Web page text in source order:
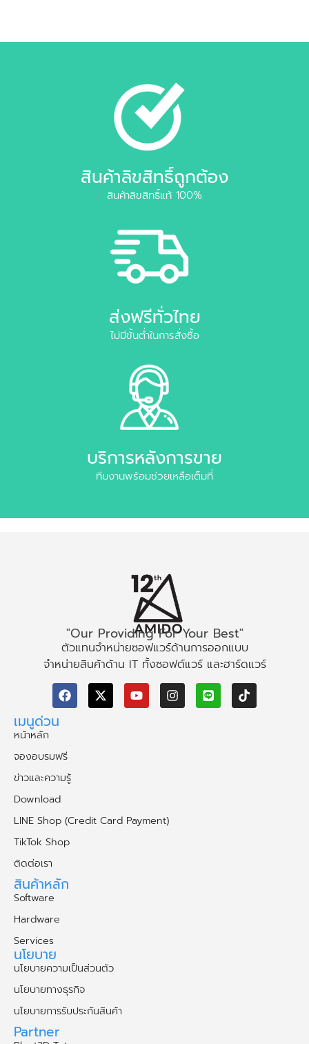
สินค้าลิขสิทธิ์ถูกต้อง
สินค้าลิขสิทธิ์แท้ 100%
ส่งฟรีทั่วไทย
ไม่มีขั้นต่ำในการสั่งซื้อ
บริการหลังการขาย
ทีมงานพร้อมช่วยเหลือเต็มที่
"Our Providing For Your Best"
ตัวแทนจำหน่ายซอฟแวร์ด้านการออกแบบ
จำหน่ายสินค้าด้าน IT ทั้งซอฟต์แวร์ และฮาร์ดแวร์
เมนูด่วน
หน้าหลัก
จองอบรมฟรี
ข่าวและความรู้
Download
LINE Shop (Credit Card Payment)
TikTok Shop
ติดต่อเรา
สินค้าหลัก
Software
Hardware
Services
นโยบาย
นโยบายความเป็นส่วนตัว
นโยบายทางธุรกิจ
นโยบายการรับประกันสินค้า
Partner